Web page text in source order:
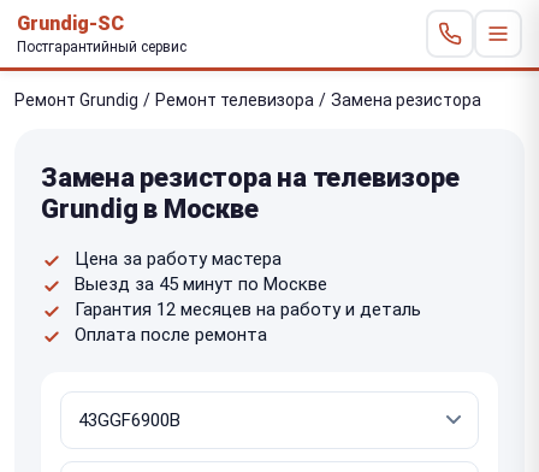
Grundig-SC
Постгарантийный сервис
Ремонт Grundig / Ремонт телевизора / Замена резистора
Замена резистора на телевизоре
Grundig в Москве
Цена за работу мастера
Выезд за 45 минут по Москве
Гарантия 12 месяцев на работу и деталь
Оплата после ремонта